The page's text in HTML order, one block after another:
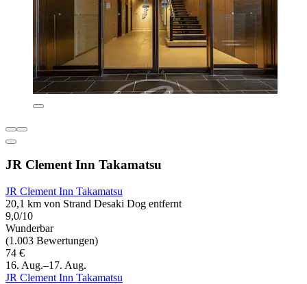
JR Clement Inn Takamatsu
JR Clement Inn Takamatsu
20,1 km von Strand Desaki Dog entfernt
9,0/10
Wunderbar
(1.003 Bewertungen)
74 €
16. Aug.–17. Aug.
JR Clement Inn Takamatsu